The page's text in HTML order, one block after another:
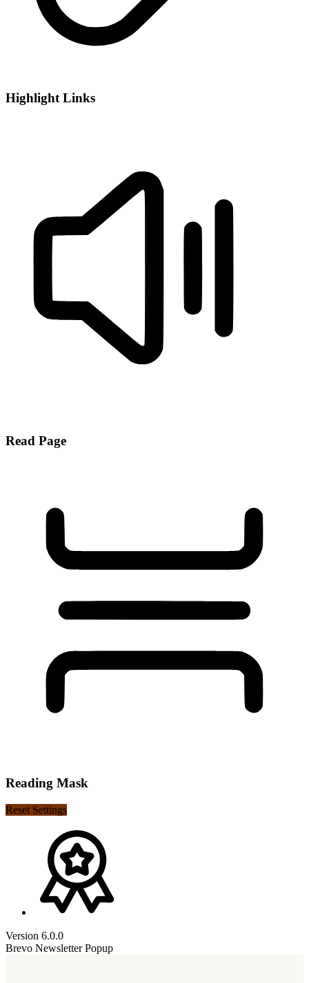
Highlight Links
Read Page
Reading Mask
Reset Settings
Version 6.0.0
Brevo Newsletter Popup